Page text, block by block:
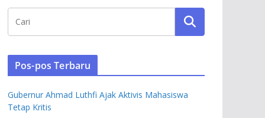
Pos-pos Terbaru
Gubernur Ahmad Luthfi Ajak Aktivis Mahasiswa
Tetap Kritis